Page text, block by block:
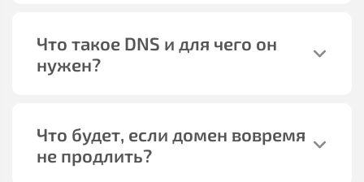
Что такое DNS и для чего он
нужен?
Что будет, если домен вовремя
не продлить?